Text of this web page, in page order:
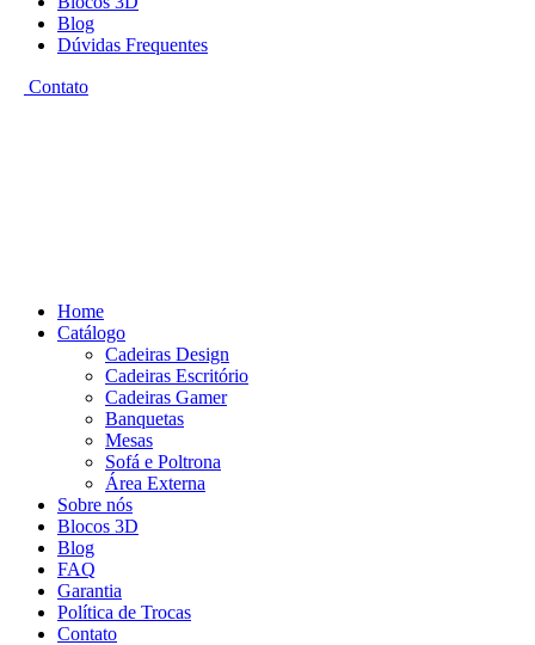
Blog
Dúvidas Frequentes
Contato
Home
Catálogo
Cadeiras Design
Cadeiras Escritório
Cadeiras Gamer
Banquetas
Mesas
Sofá e Poltrona
Área Externa
Sobre nós
Blocos 3D
Blog
FAQ
Garantia
Política de Trocas
Contato